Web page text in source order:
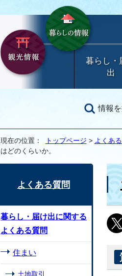
暮らし・
出
情報
現在の位置： トップページ > よくあ
はどのくらいか。
よくある質問
暮らし・届け出に関する
よくある質問
住まい
土地取引